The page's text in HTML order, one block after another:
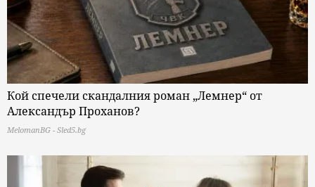
Кой спечели скандалния роман „Лемнер“ от
Александър Проханов?
MelomanBG - Sled5.bg